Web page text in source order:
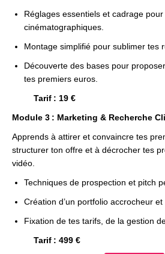
Réglages essentiels et cadrage
cinématographiques.
Montage simplifié pour sublimer tes
Découverte des bases pour
tes premiers euros.
Tarif : 19 €
Module 3 : Marketing & Recherche
Apprends à attirer et convaincre tes
structurer ton offre et à décrocher tes
vidéo.
Techniques de prospection et pitch
Création d’un portfolio accrocheur
Fixation de tes tarifs, de la gestion
Tarif : 499 €